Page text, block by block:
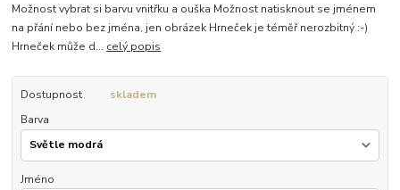
Možnost vybrat si barvu vnitřku a ouška Možnost natisknout se jménem
na přání nebo bez jména, jen obrázek Hrneček je téměř nerozbitný :-)
Hrneček může d... celý popis
Dostupnost
skladem
Barva
Jméno